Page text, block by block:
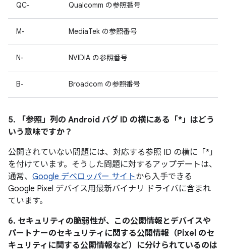
QC- Qualcomm の参照番号
M- MediaTek の参照番号
N- NVIDIA の参照番号
B- Broadcom の参照番号
5. 「参照」 列の Android バグ ID の横にある「*」はどう
いう意味ですか？
公開されていない問題には、対応する参照 ID の横に「*」
を付けています。そうした問題に対するアップデートは、
通常、 Google デベロッパー サイトから入手できる
Google Pixel デバイス用最新バイナリ ドライバに含まれ
ています。
6. セキュリティの脆弱性が、この公開情報とデバイスや
パートナーのセキュリティに関する公開情報（Pixel のセ
キュリティに関する公開情報など）に分けられているのは